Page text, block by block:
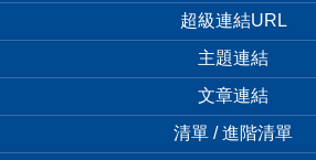
超級連結URL
主題連結
文章連結
清單 / 進階清單